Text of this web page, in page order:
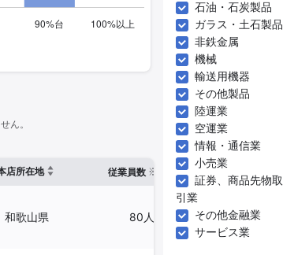
ん。
店所在地 従業員数 ※1 臨時従業員数
和歌山県 80人 2人
石油・石炭製品
ガラス・土石製品
非鉄金属
機械
輸送用機器
その他製品
陸運業
空運業
情報・通信業
小売業
証券、商品先物取
引業
その他金融業
サービス業